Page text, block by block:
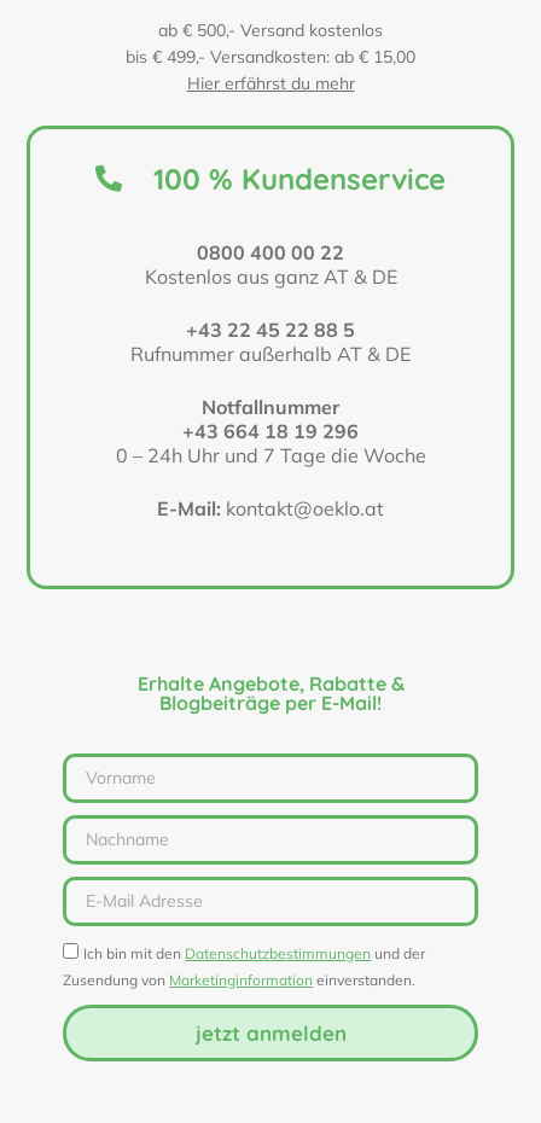
ab € 500,- Versand kostenlos
bis € 499,- Versandkosten: ab € 15,00
Hier erfährst du mehr
100 % Kundenservice
0800 400 00 22
Kostenlos aus ganz AT & DE
+43 22 45 22 88 5
Rufnummer außerhalb AT & DE
Notfallnummer
+43 664 18 19 296
0 – 24h Uhr und 7 Tage die Woche
E-Mail: kontakt@oeklo.at
Erhalte Angebote, Rabatte &
Blogbeiträge per E-Mail!
Ich bin mit den Datenschutzbestimmungen und der
Zusendung von Marketinginformation einverstanden.
jetzt anmelden